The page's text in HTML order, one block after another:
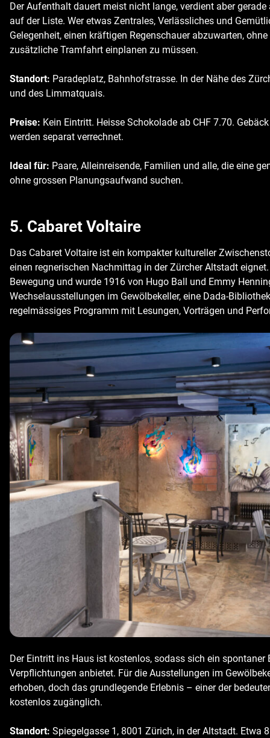
Der Aufenthalt dauert meist nicht lange, verdient aber
auf der Liste. Wer etwas Zentrales, Verlässliches und
Gelegenheit, einen kräftigen Regenschauer abzuwarten,
zusätzliche Tramfahrt einplanen zu müssen.
Standort: Paradeplatz, Bahnhofstrasse. In der Nähe des
und des Limmatquais.
Preise: Kein Eintritt. Heisse Schokolade ab CHF 7.70.
werden separat verrechnet.
Ideal für: Paare, Alleinreisende, Familien und alle, die eine
ohne grossen Planungsaufwand suchen.
5. Cabaret Voltaire
Das Cabaret Voltaire ist ein kompakter kultureller
einen regnerischen Nachmittag in der Zürcher Altstadt
Bewegung und wurde 1916 von Hugo Ball und Emmy
Wechselausstellungen im Gewölbekeller, eine Dada-
regelmässiges Programm mit Lesungen, Vorträgen und
Der Eintritt ins Haus ist kostenlos, sodass sich ein spontaner
Verpflichtungen anbietet. Für die Ausstellungen im
erhoben, doch das grundlegende Erlebnis – einer der
kostenlos zugänglich.
Standort: Spiegelgasse 1, 8001 Zürich, in der Altstadt. Etwa